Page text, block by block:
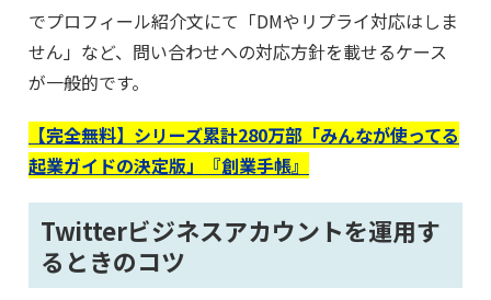
でプロフィール紹介文にて「DMやリプライ対応はしま
せん」など、問い合わせへの対応方針を載せるケース
が一般的です。
【完全無料】シリーズ累計280万部「みんなが使ってる
起業ガイドの決定版」『創業手帳』
Twitterビジネスアカウントを運用す
るときのコツ